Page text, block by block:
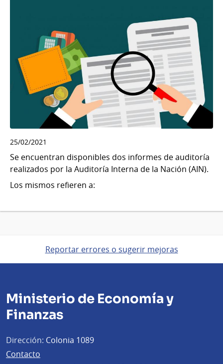
25/02/2021
Se encuentran disponibles dos informes de auditoría
realizados por la Auditoría Interna de la Nación (AIN).
Los mismos refieren a:
Reportar errores o sugerir mejoras
Ministerio de Economía y
Finanzas
Dirección: Colonia 1089
Contacto